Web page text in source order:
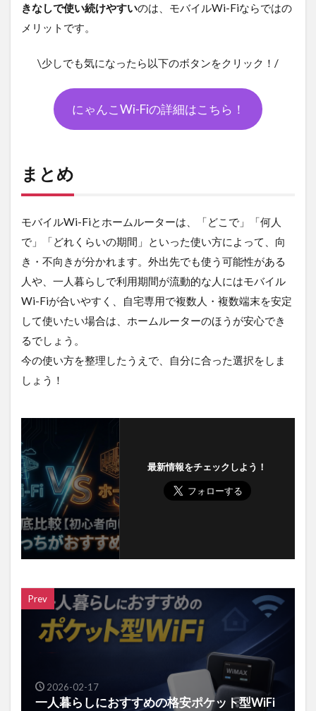
きなしで使い続けやすいのは、モバイルWi-Fiならではの
メリットです。
\少しでも気になったら以下のボタンをクリック！/
にゃんこWi-Fiの詳細はこちら！
まとめ
モバイルWi-Fiとホームルーターは、「どこで」「何人
で」「どれくらいの期間」といった使い方によって、向
き・不向きが分かれます。外出先でも使う可能性がある
人や、一人暮らしで利用期間が流動的な人にはモバイル
Wi-Fiが合いやすく、自宅専用で複数人・複数端末を安定
して使いたい場合は、ホームルーターのほうが安心でき
るでしょう。
今の使い方を整理したうえで、自分に合った選択をしま
しょう！
最新情報をチェックしよう！
Prev
2026-02-17
一人暮らしにおすすめの格安ポケット型WiFi